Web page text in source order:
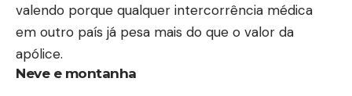
valendo porque qualquer intercorrência médica
em outro país já pesa mais do que o valor da
apólice.
Neve e montanha